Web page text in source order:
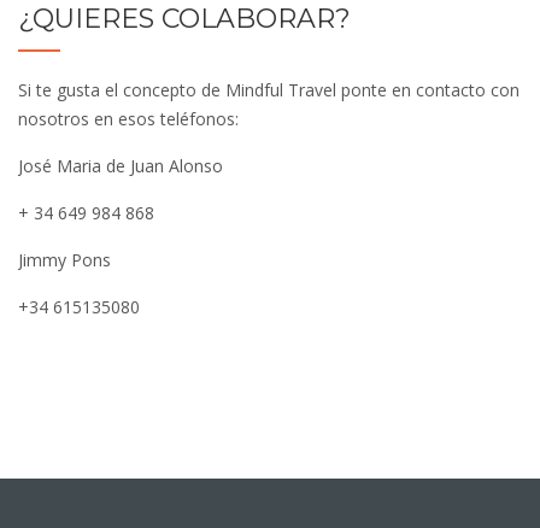
¿QUIERES COLABORAR?
Si te gusta el concepto de Mindful Travel ponte en contacto con
nosotros en esos teléfonos:
José Maria de Juan Alonso
+ 34 649 984 868
Jimmy Pons
+34 615135080